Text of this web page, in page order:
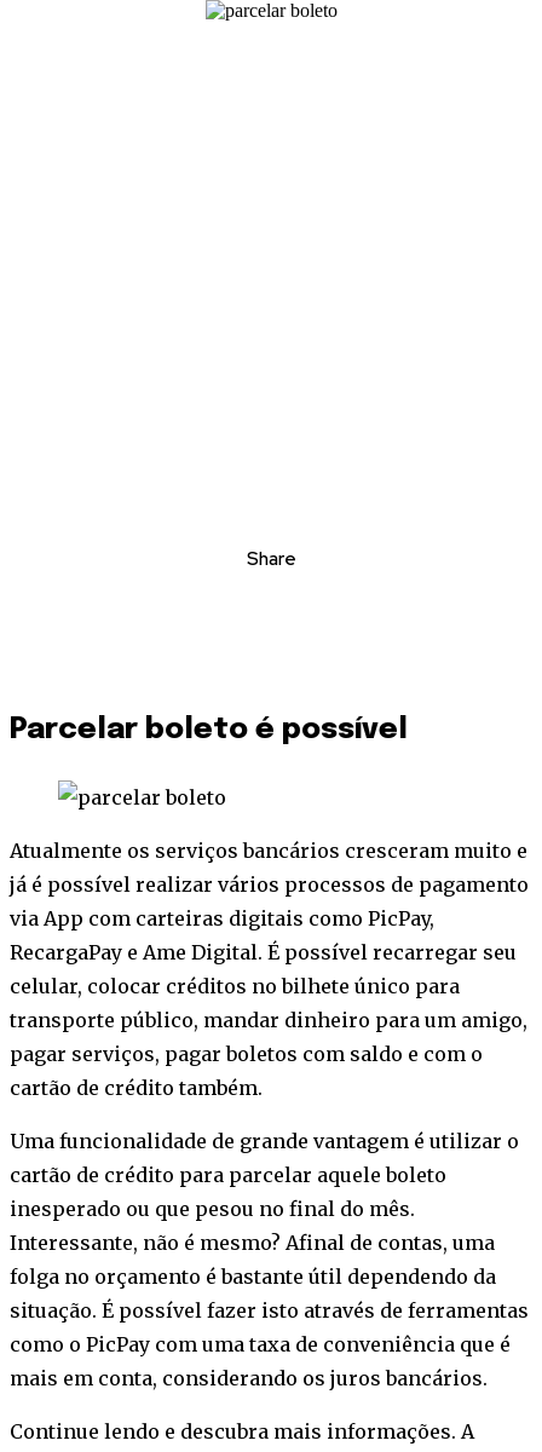
Share
Parcelar boleto é possível
Atualmente os serviços bancários cresceram muito e
já é possível realizar vários processos de pagamento
via App com carteiras digitais como PicPay,
RecargaPay e Ame Digital. É possível recarregar seu
celular, colocar créditos no bilhete único para
transporte público, mandar dinheiro para um amigo,
pagar serviços, pagar boletos com saldo e com o
cartão de crédito também.
Uma funcionalidade de grande vantagem é utilizar o
cartão de crédito para parcelar aquele boleto
inesperado ou que pesou no final do mês.
Interessante, não é mesmo? Afinal de contas, uma
folga no orçamento é bastante útil dependendo da
situação. É possível fazer isto através de ferramentas
como o PicPay com uma taxa de conveniência que é
mais em conta, considerando os juros bancários.
Continue lendo e descubra mais informações. A